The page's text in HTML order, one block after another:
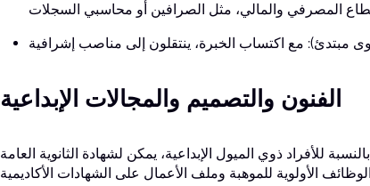
الفنون والتصميم والمجالات الإبداعية
بالنسبة للأفراد ذوي الميول الإبداعية، يمكن لشهادة الثانوية العامة (GED) أن تدعم العمل الحر أو وظائف المبتدئين في